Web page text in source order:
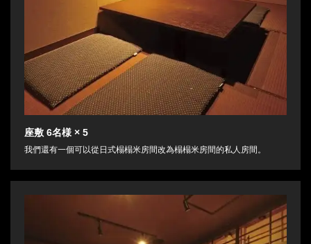
座敷 6名様 × 5
我們還有一個可以從日式榻榻米房間改為榻榻米房間的私人房間。